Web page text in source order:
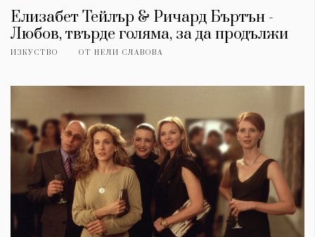
Елизабет Тейлър & Ричард Бъртън -
Любов, твърде голяма, за да продължи
ИЗКУСТВО ОТ НЕЛИ СЛАВОВА